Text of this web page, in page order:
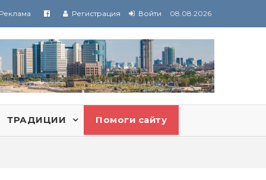
Реклама Регистрация Войти 08.08.2026
ТРАДИЦИИ Помоги сайту